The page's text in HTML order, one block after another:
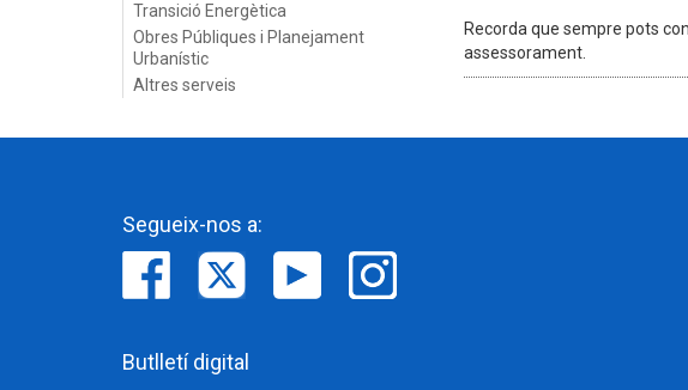
Transició Energètica
Obres Públiques i Planejament
Urbanístic
Altres serveis
Recorda que sempre pots
assessorament.
Segueix-nos a:
Butlletí digital